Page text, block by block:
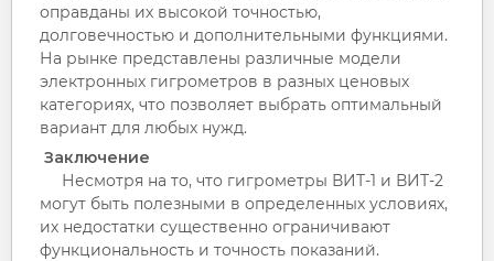
оправданы их высокой точностью,
долговечностью и дополнительными функциями.
На рынке представлены различные модели
электронных гигрометров в разных ценовых
категориях, что позволяет выбрать оптимальный
вариант для любых нужд.
Заключение
Несмотря на то, что гигрометры ВИТ-1 и ВИТ-2
могут быть полезными в определенных условиях,
их недостатки существенно ограничивают
функциональность и точность показаний.